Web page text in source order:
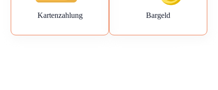
Kartenzahlung Bargeld